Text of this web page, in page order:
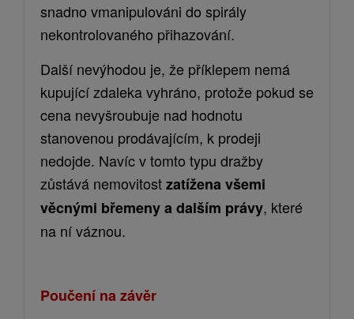
snadno vmanipulováni do spirály
nekontrolovaného přihazování.
Další nevýhodou je, že příklepem nemá
kupující zdaleka vyhráno, protože pokud se
cena nevyšroubuje nad hodnotu
stanovenou prodávajícím, k prodeji
nedojde. Navíc v tomto typu dražby
zůstává nemovitostzatížena všemi
věcnými břemeny a dalším právy, které
na ní váznou.
Poučení na závěr